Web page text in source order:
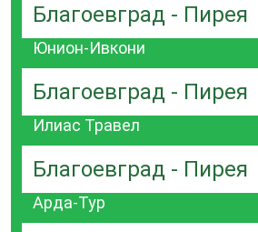
Благоевград - Пирея
Юнион-Ивкони
Благоевград - Пирея
Илиас Травел
Благоевград - Пирея
Арда-Тур